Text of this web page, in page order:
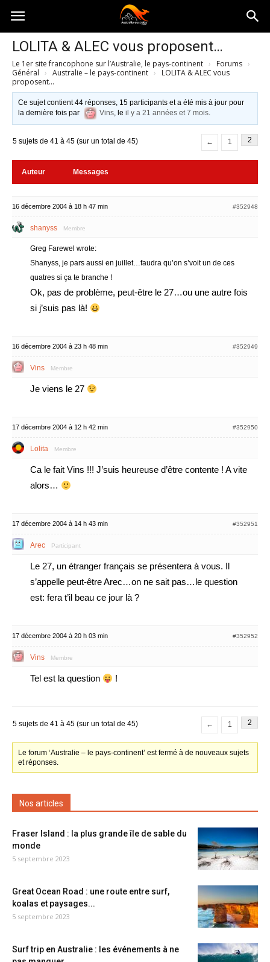
Australia-
australie.com
LOLITA & ALEC vous proposent…
Le 1er site francophone sur l’Australie, le pays-continent › Forums ›
Général › Australie – le pays-continent ›
LOLITA & ALEC vous
proposent…
Ce sujet contient 44 réponses, 15 participants et a été mis à jour pour
la dernière fois par
Vins, leil y a 21 années et 7 mois.
5 sujets de 41 à 45 (sur un total de 45) ← 1 2
Auteur Messages
16 décembre 2004 à 18 h 47 min #352948
shanyss Membre
Greg Farewel wrote:
Shanyss, je pars aussi en juillet…faudra qu’on s’voit un de ces
quatres si ça te branche !
Ok, pas de problème, peut-être le 27…ou une autre fois
si j’suis pas là!
16 décembre 2004 à 23 h 48 min #352949
Vins Membre
Je viens le 27
17 décembre 2004 à 12 h 42 min #352950
Lolita Membre
Ca le fait Vins !!! J’suis heureuse d’être contente ! A vite
alors…
17 décembre 2004 à 14 h 43 min #352951
Arec Participant
Le 27, un étranger français se présentera à vous. Il
s’appelle peut-être Arec…on ne sait pas…le question
est: fera t’il beau ce jour là ?
17 décembre 2004 à 20 h 03 min #352952
Vins Membre
Tel est la question !
5 sujets de 41 à 45 (sur un total de 45) ← 1 2
Le forum ‘Australie – le pays-continent’ est fermé à de nouveaux sujets
et réponses.
Nos articles
Fraser Island : la plus grande île de sable du
monde
5 septembre 2023
Great Ocean Road : une route entre surf,
koalas et paysages...
5 septembre 2023
Surf trip en Australie : les événements à ne